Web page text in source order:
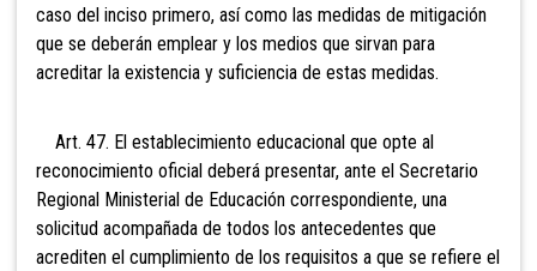
caso del inciso primero, así como las medidas de mitigación
que se deberán emplear y los medios que sirvan para
acreditar la existencia y suficiencia de estas medidas.
Art. 47. El establecimiento educacional que opte al
reconocimiento oficial deberá presentar, ante el Secretario
Regional Ministerial de Educación correspondiente, una
solicitud acompañada de todos los antecedentes que
acrediten el cumplimiento de los requisitos a que se refiere el